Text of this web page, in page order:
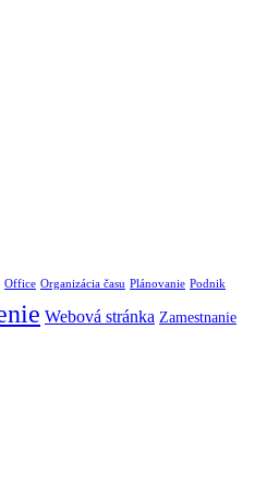
Office Organizácia času Plánovanie Podnik
Webová stránka Zamestnanie